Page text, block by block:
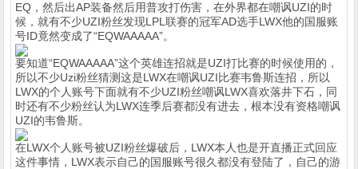
EQ，然后出AP装备然后用普攻打伤害，在外界都在嘲讽UZI的时
候，就有不少UZI粉丝发现LPL联赛的冠军AD选手LWX他的国服账
号ID竟然变成了“EQWAAAAA”。
要知道“EQWAAAAA”这个英雄连招就是UZI打比赛的时候使用的，
所以不少Uzi粉丝猜测这是LWX在嘲讽UZI比赛韦鲁斯连招，所以
LWX的个人账号下面就有不少UZI粉丝嘲讽LWX喜欢落井下石，同
时还有不少粉丝认为LWX连季后赛都没有进去，根本没有资格嘲讽
UZI的韦鲁斯。
在LWX个人账号被UZI粉丝爆破后，LWX本人也是开直播正式回应
这件事情，LWX表示自己的国服账号很久都没有登陆了，自己的游